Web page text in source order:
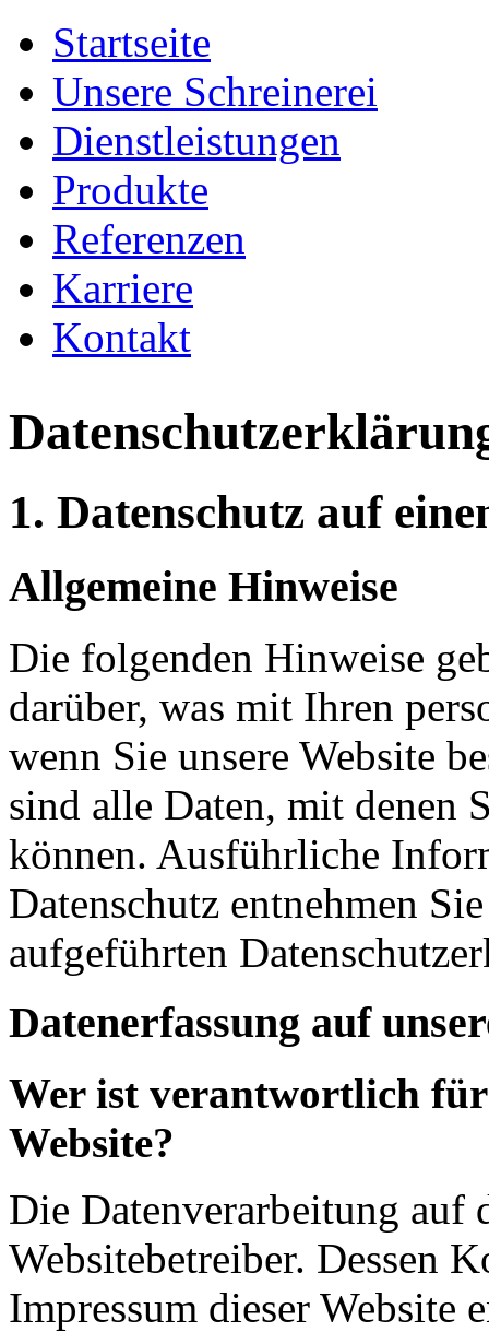
Startseite
Unsere Schreinerei
Dienstleistungen
Produkte
Referenzen
Karriere
Kontakt
1. Datenschutz auf
Allgemeine Hinweise
Die folgenden Hinweise
darüber, was mit Ihren
wenn Sie unsere Website
sind alle Daten, mit denen
können. Ausführliche
Datenschutz entnehmen
aufgeführten
Datenerfassung auf
Wer ist verantwortlich für
Website?
Die Datenverarbeitung auf
Websitebetreiber. Dessen
Impressum dieser Website